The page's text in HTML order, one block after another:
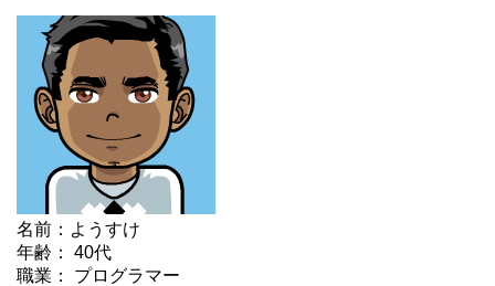
名前：ようすけ
年齢： 40代
職業： プログラマー